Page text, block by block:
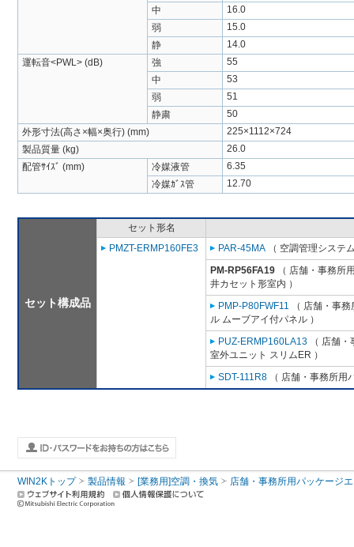
中
16.0
弱
15.0
静
14.0
運転音<PWL> (dB)
強
55
中
53
弱
51
静粛
50
外形寸法(高さ×幅×奥行) (mm)
225×1112×724
製品質量 (kg)
26.0
配管ｻｲｽﾞ (mm)
冷媒液管
6.35
冷媒ｶﾞｽ管
12.70
セット構成品
セット形名
PMZT-ERMP160FE3
PAR-45MA （ 空調管理システ
PM-RP56FA19 （ 店舗・事務所
井カセット形室内 ）
PMP-P80FWF11 （ 店舗・事
ル ムーブアイ付パネル ）
PUZ-ERMP160LA13 （ 店舗
室外ユニット スリムER ）
SDT-111R8 （ 店舗・事務所用
WIN2Kトップ 製品情報 [業務用]空調・換気 店舗・事務所用パッケージ